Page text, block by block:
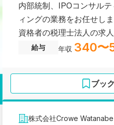
内部統制、IPOコンサル
ィングの業務をお任せし
資格者の税理士法人の求人
給与 年収 340〜
ブッ
株式会社Crowe